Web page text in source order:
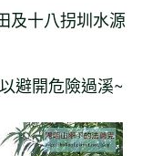
及十八拐圳水源
避開危險過溪~